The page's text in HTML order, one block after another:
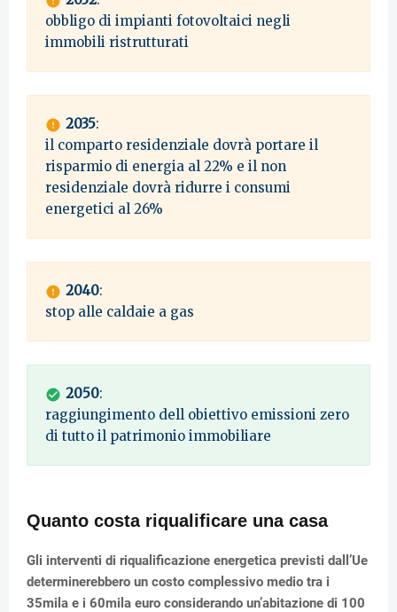
obbligo di impianti fotovoltaici negli
immobili ristrutturati
2035:
il comparto residenziale dovrà portare il
risparmio di energia al 22% e il non
residenziale dovrà ridurre i consumi
energetici al 26%
2040:
stop alle caldaie a gas
2050:
raggiungimento dell obiettivo emissioni zero
di tutto il patrimonio immobiliare
Quanto costa riqualificare una casa
Gli interventi di riqualificazione energetica previsti dall’Ue
determinerebbero un costo complessivo medio tra i
35mila e i 60mila euro considerando un’abitazione di 100